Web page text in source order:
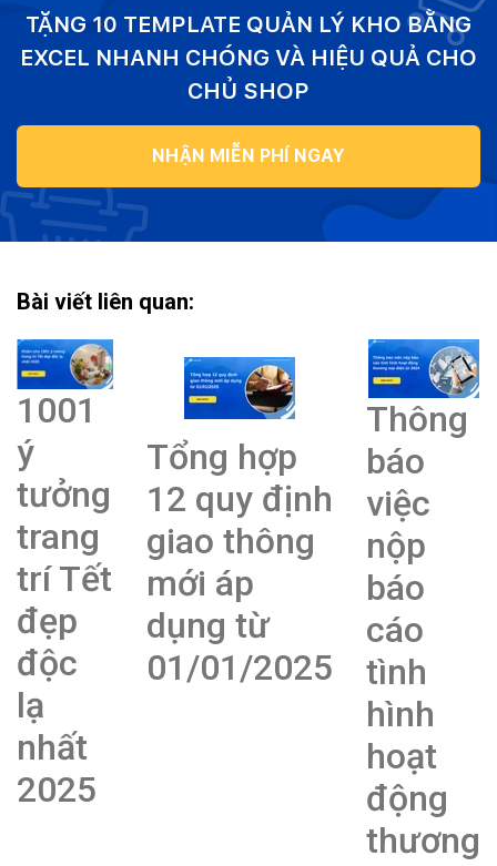
TẶNG 10 TEMPLATE QUẢN LÝ KHO BẰNG
EXCEL NHANH CHÓNG VÀ HIỆU QUẢ CHO
CHỦ SHOP
NHẬN MIỄN PHÍ NGAY
Bài viết liên quan:
1001
ý
tưởng
trang
trí Tết
đẹp
độc
lạ
nhất
2025
Tổng hợp
12 quy định
giao thông
mới áp
dụng từ
01/01/2025
Thông
báo
việc
nộp
báo
cáo
tình
hình
hoạt
động
thương